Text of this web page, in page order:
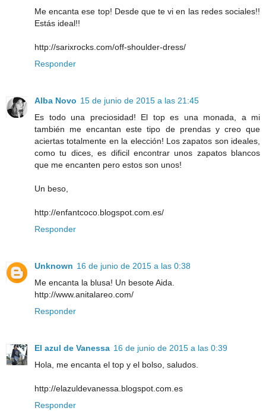
Me encanta ese top! Desde que te vi en las redes sociales!!
Estás ideal!!
http://sarixrocks.com/off-shoulder-dress/
Responder
Alba Novo 15 de junio de 2015 a las 21:45
Es todo una preciosidad! El top es una monada, a mi
también me encantan este tipo de prendas y creo que
aciertas totalmente en la elección! Los zapatos son ideales,
como tu dices, es dificil encontrar unos zapatos blancos
que me encanten pero estos son unos!
Un beso,
http://enfantcoco.blogspot.com.es/
Responder
Unknown 16 de junio de 2015 a las 0:38
Me encanta la blusa! Un besote Aida.
http://www.anitalareo.com/
Responder
El azul de Vanessa 16 de junio de 2015 a las 0:39
Hola, me encanta el top y el bolso, saludos.
http://elazuldevanessa.blogspot.com.es
Responder